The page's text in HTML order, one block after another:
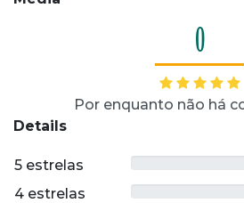
0
Por enquanto não há
Details
5 estrelas
4 estrelas